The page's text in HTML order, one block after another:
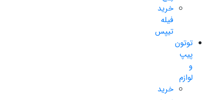
خرید
فیله
تیپس
توتون
پیپ
و
لوازم
خرید